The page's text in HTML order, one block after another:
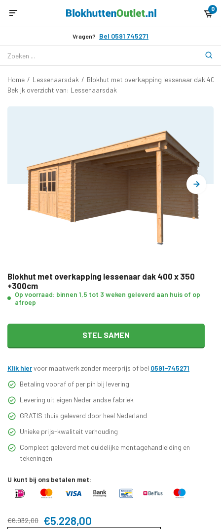
0
Vragen? Bel 0591 745271
Home / Lessenaarsdak / Blokhut met overkapping lessenaar dak 400
Bekijk overzicht van: Lessenaarsdak
Blokhut met overkapping lessenaar dak 400 x 350
+300cm
Op voorraad: binnen 1,5 tot 3 weken geleverd aan huis of op
afroep
STEL SAMEN
Klik hiervoor maatwerk zonder meerprijs of bel 0591-745271
Betaling vooraf of per pin bij levering
Levering uit eigen Nederlandse fabriek
GRATIS thuis geleverd door heel Nederland
Unieke prijs-kwaliteit verhouding
Compleet geleverd met duidelijke montagehandleiding en
tekeningen
U kunt bij ons betalen met:
€6.932,00 €5.228,00